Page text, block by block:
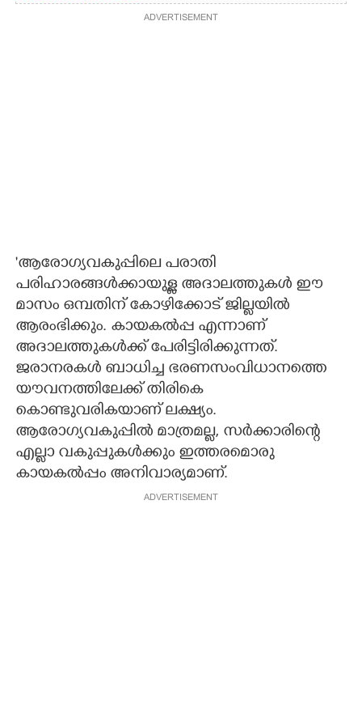
ADVERTISEMENT
'ആരോഗ്യവകുപ്പിലെ പരാതി
പരിഹാരങ്ങൾക്കായുള്ള അദാലത്തുകൾ ഈ
മാസം ഒമ്പതിന് കോഴിക്കോട് ജില്ലയിൽ
ആരംഭിക്കും. കായകൽപ്പ എന്നാണ്
അദാലത്തുകൾക്ക് പേരിട്ടിരിക്കുന്നത്.
ജരാനരകൾ ബാധിച്ച ഭരണസംവിധാനത്തെ
യൗവനത്തിലേക്ക് തിരികെ
കൊണ്ടുവരികയാണ് ലക്ഷ്യം.
ആരോഗ്യവകുപ്പിൽ മാത്രമല്ല, സർക്കാരിന്റെ
എല്ലാ വകുപ്പുകൾക്കും ഇത്തരമൊരു
കായകൽപ്പം അനിവാര്യമാണ്.
ADVERTISEMENT